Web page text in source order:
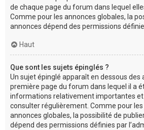
de chaque page du forum dans lequel
Comme pour les annonces globales, la
annonces dépend des permissions
Haut
Que sont les sujets épinglés ?
Un sujet épinglé apparaît en dessous des
première page du forum dans lequel il a
informations relativement importantes et
consulter régulièrement. Comme pour
annonces globales, la possibilité de
dépend des permissions définies par